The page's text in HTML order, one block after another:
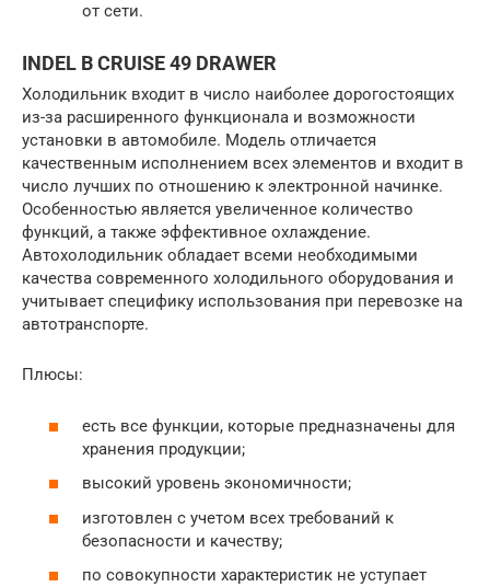
от сети.
INDEL B CRUISE 49 DRAWER
Холодильник входит в число наиболее дорогостоящих
из-за расширенного функционала и возможности
установки в автомобиле. Модель отличается
качественным исполнением всех элементов и входит в
число лучших по отношению к электронной начинке.
Особенностью является увеличенное количество
функций, а также эффективное охлаждение.
Автохолодильник обладает всеми необходимыми
качества современного холодильного оборудования и
учитывает специфику использования при перевозке на
автотранспорте.
Плюсы:
есть все функции, которые предназначены для
хранения продукции;
высокий уровень экономичности;
изготовлен с учетом всех требований к
безопасности и качеству;
по совокупности характеристик не уступает